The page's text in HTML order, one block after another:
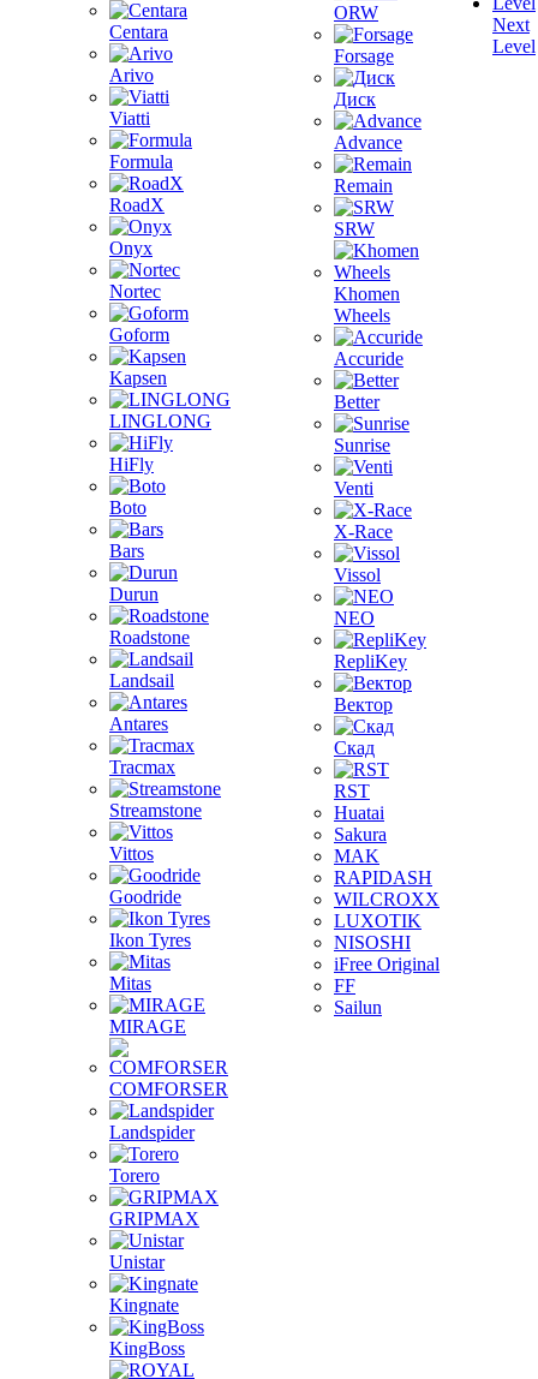
Centara
Arivo
Viatti
Formula
RoadX
Onyx
Nortec
Goform
Kapsen
LINGLONG
HiFly
Boto
Bars
Durun
Roadstone
Landsail
Antares
Tracmax
Streamstone
Vittos
Goodride
Ikon Tyres
Mitas
MIRAGE
COMFORSER
Landspider
Torero
GRIPMAX
Unistar
Kingnate
KingBoss
ORW
Forsage
Диск
Advance
Remain
SRW
Khomen
Wheels
Accuride
Better
Sunrise
Venti
X-Race
Vissol
NEO
RepliKey
Вектор
Скад
RST
Huatai
Sakura
MAK
RAPIDASH
WILCROXX
LUXOTIK
NISOSHI
iFree Original
FF
Sailun
Next
Level